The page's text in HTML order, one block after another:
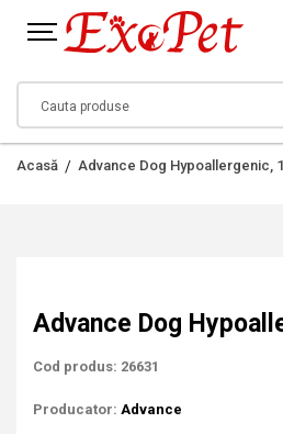
Acasă Advance Dog Hypoallergenic,
Advance Dog
Cod produs: 26631
Producator: Advance